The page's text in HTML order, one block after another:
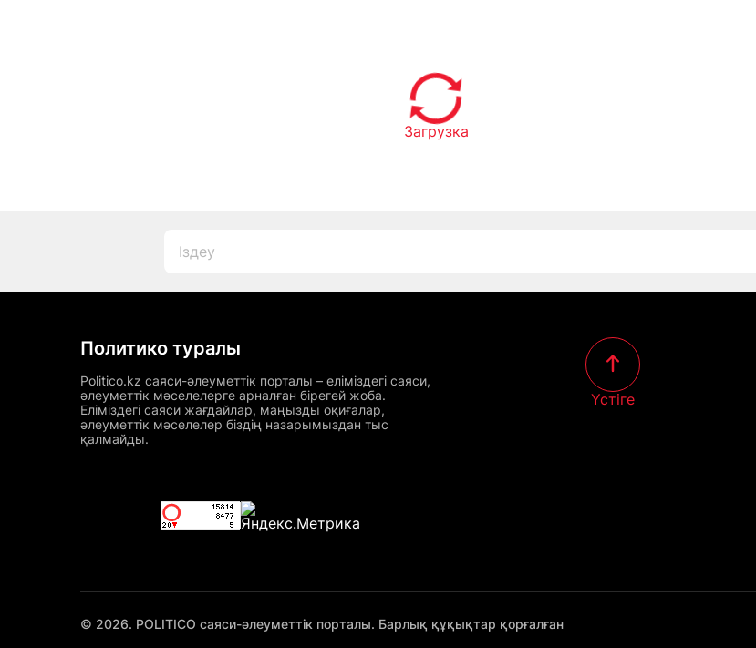
Загрузка
Политико туралы
Politico.kz саяси-әлеуметтік порталы – еліміздегі саяси,
әлеуметтік мәселелерге арналған бірегей жоба.
Еліміздегі саяси жағдайлар, маңызды оқиғалар,
әлеуметтік мәселелер біздің назарымыздан тыс
қалмайды.
Үстіге
© 2026. POLITICO саяси-әлеуметтік порталы. Барлық құқықтар қорғалған